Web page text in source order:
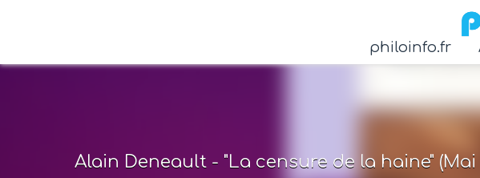
Alain Deneault - "La censure de la haine" (Mai
philoinfo.fr